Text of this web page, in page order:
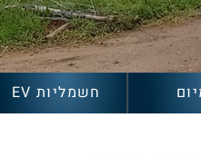
חשמליות EV